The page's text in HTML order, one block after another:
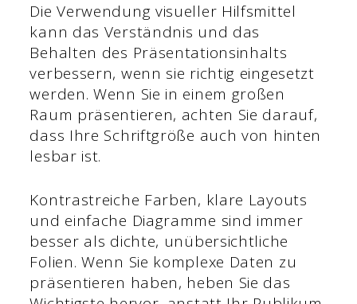
Die Verwendung visueller Hilfsmittel
kann das Verständnis und das
Behalten des Präsentationsinhalts
verbessern, wenn sie richtig eingesetzt
werden. Wenn Sie in einem großen
Raum präsentieren, achten Sie darauf,
dass Ihre Schriftgröße auch von hinten
lesbar ist.
Kontrastreiche Farben, klare Layouts
und einfache Diagramme sind immer
besser als dichte, unübersichtliche
Folien. Wenn Sie komplexe Daten zu
präsentieren haben, heben Sie das